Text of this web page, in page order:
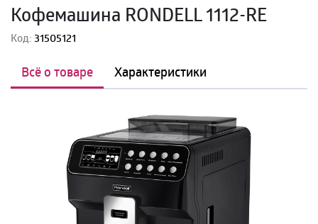
Кофемашина RONDELL 1112-RE
Код:31505121
Всё о товаре Характеристики